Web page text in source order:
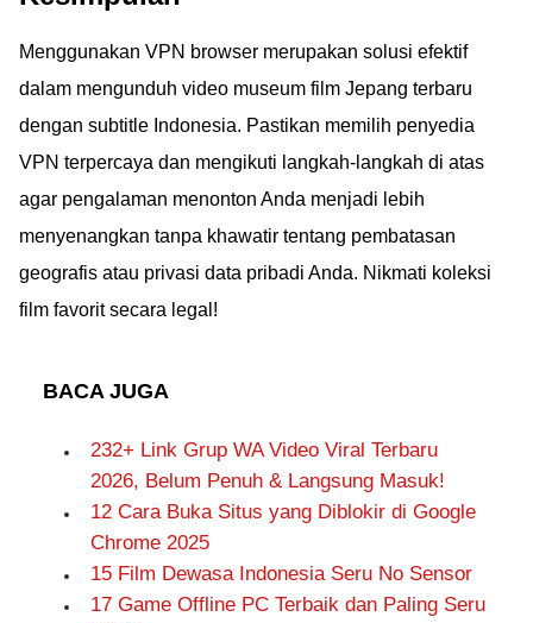
Menggunakan VPN browser merupakan solusi efektif
dalam mengunduh video museum film Jepang terbaru
dengan subtitle Indonesia. Pastikan memilih penyedia
VPN terpercaya dan mengikuti langkah-langkah di atas
agar pengalaman menonton Anda menjadi lebih
menyenangkan tanpa khawatir tentang pembatasan
geografis atau privasi data pribadi Anda. Nikmati koleksi
film favorit secara legal!
BACA JUGA
232+ Link Grup WA Video Viral Terbaru
2026, Belum Penuh & Langsung Masuk!
12 Cara Buka Situs yang Diblokir di Google
Chrome 2025
15 Film Dewasa Indonesia Seru No Sensor
17 Game Offline PC Terbaik dan Paling Seru